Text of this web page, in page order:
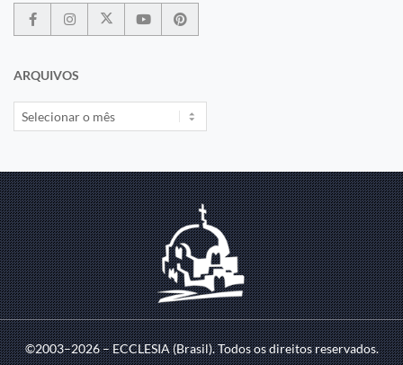
ARQUIVOS
©2003–2026 – ECCLESIA (Brasil). Todos os direitos reservados.